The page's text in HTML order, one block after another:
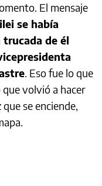
El mensaje
se había
de él
. Eso fue lo que
volvió a hacer
se enciende,